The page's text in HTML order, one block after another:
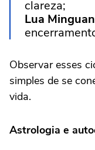
clareza;
Lua
Observar esses
simples de se
vida.
Astrologia e